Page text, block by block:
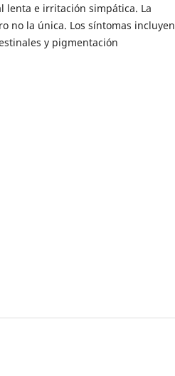
e irritación simpática. La
no la única. Los síntomas incluyen
y pigmentación